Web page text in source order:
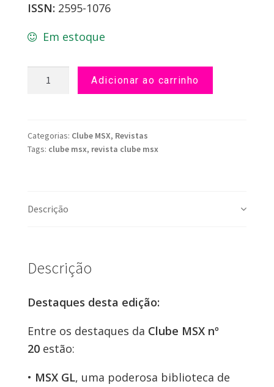
ISSN: 2595-1076
Em estoque
20
(Português)
Adicionar ao carrinho
Categorias: Clube MSX, Revistas
Tags: clube msx, revista clube msx
Descrição
Descrição
Destaques desta edição:
Entre os destaques da Clube MSX nº
20estão:
• MSX GL, uma poderosa biblioteca de